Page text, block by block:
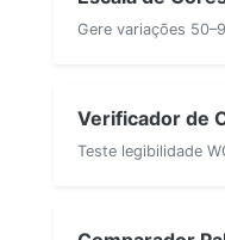
Gere variações
Verificador de
Teste legibilidade